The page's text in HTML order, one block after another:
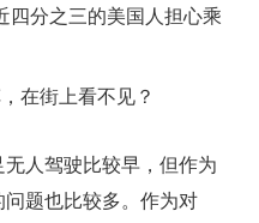
分之三的美国人担心乘
人驾驶比较早，但作为
题也比较多。作为对